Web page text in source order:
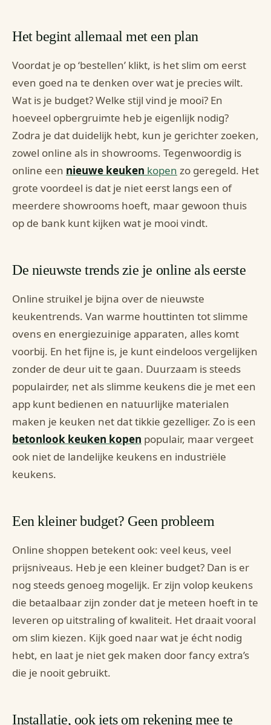
Het begint allemaal met een plan
Voordat je op ‘bestellen’ klikt, is het slim om eerst
even goed na te denken over wat je precies wilt.
Wat is je budget? Welke stijl vind je mooi? En
hoeveel opbergruimte heb je eigenlijk nodig?
Zodra je dat duidelijk hebt, kun je gerichter zoeken,
zowel online als in showrooms. Tegenwoordig is
online een nieuwe keuken kopen zo geregeld. Het
grote voordeel is dat je niet eerst langs een of
meerdere showrooms hoeft, maar gewoon thuis
op de bank kunt kijken wat je mooi vindt.
De nieuwste trends zie je online als eerste
Online struikel je bijna over de nieuwste
keukentrends. Van warme houttinten tot slimme
ovens en energiezuinige apparaten, alles komt
voorbij. En het fijne is, je kunt eindeloos vergelijken
zonder de deur uit te gaan. Duurzaam is steeds
populairder, net als slimme keukens die je met een
app kunt bedienen en natuurlijke materialen
maken je keuken net dat tikkie gezelliger. Zo is een
betonlook keuken kopen populair, maar vergeet
ook niet de landelijke keukens en industriële
keukens.
Een kleiner budget? Geen probleem
Online shoppen betekent ook: veel keus, veel
prijsniveaus. Heb je een kleiner budget? Dan is er
nog steeds genoeg mogelijk. Er zijn volop keukens
die betaalbaar zijn zonder dat je meteen hoeft in te
leveren op uitstraling of kwaliteit. Het draait vooral
om slim kiezen. Kijk goed naar wat je écht nodig
hebt, en laat je niet gek maken door fancy extra’s
die je nooit gebruikt.
Installatie, ook iets om rekening mee te